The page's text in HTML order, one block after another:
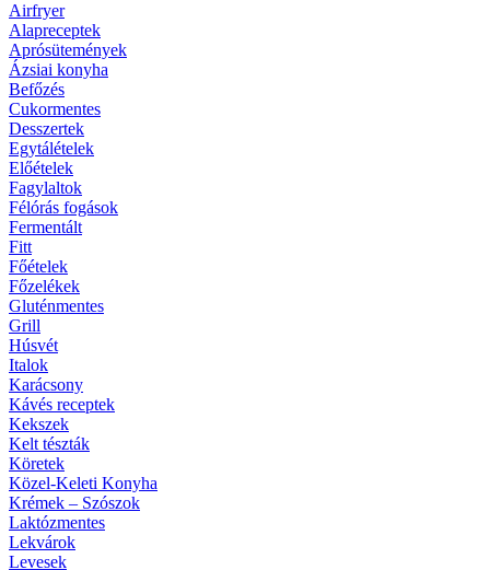
Airfryer
Alapreceptek
Aprósütemények
Ázsiai konyha
Befőzés
Cukormentes
Desszertek
Egytálételek
Előételek
Fagylaltok
Félórás fogások
Fermentált
Fitt
Főételek
Főzelékek
Gluténmentes
Grill
Húsvét
Italok
Karácsony
Kávés receptek
Kekszek
Kelt tészták
Köretek
Közel-Keleti Konyha
Krémek – Szószok
Laktózmentes
Lekvárok
Levesek